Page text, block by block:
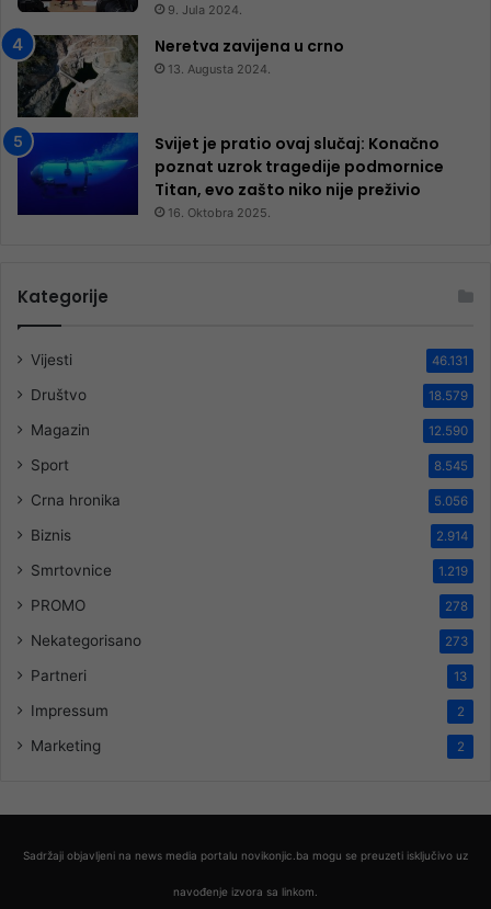
9. Jula 2024.
Neretva zavijena u crno
13. Augusta 2024.
Svijet je pratio ovaj slučaj: Konačno
poznat uzrok tragedije podmornice
Titan, evo zašto niko nije preživio
16. Oktobra 2025.
Kategorije
Vijesti 46.131
Društvo 18.579
Magazin 12.590
Sport 8.545
Crna hronika 5.056
Biznis 2.914
Smrtovnice 1.219
PROMO 278
Nekategorisano 273
Partneri 13
Impressum 2
Marketing 2
Sadržaji objavljeni na news media portalu novikonjic.ba mogu se preuzeti isključivo uz
navođenje izvora sa linkom.